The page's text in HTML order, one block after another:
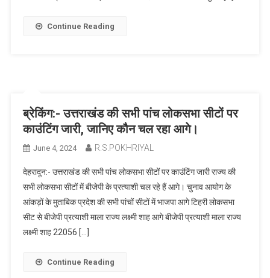
Continue Reading
ब्रेकिंग:- उत्तराखंड की सभी पांच लोकसभा सीटों पर
काउंटिंग जारी, जानिए कौन चल रहा आगे।
June 4, 2024 R.S.POKHRIYAL
देहरादून:- उत्तराखंड की सभी पांच लोकसभा सीटों पर काउंटिंग जारी राज्य की
सभी लोकसभा सीटों में बीजेपी के प्रत्याशी चल रहे हैं आगे। चुनाव आयोग के
आंकड़ों के मुताबिक प्रदेश की सभी पांचों सीटों में भाजपा आगे टिहरी लोकसभा
सीट से बीजेपी प्रत्याशी माला राज्य लक्ष्मी शाह आगे बीजेपी प्रत्याशी माला राज्य
लक्ष्मी शाह 22056 […]
Continue Reading